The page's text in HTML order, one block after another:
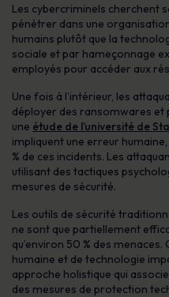
Les cybercriminels cherchent
pénétrer dans une
humains plutôt que la
sociale et par hameçonnage
employés pour accéder aux
Une fois à l’intérieur, les
déployer des ransomwares et
une étude de l’université de
impliquent une erreur
% de ces incidents. Les
utilisant des tactiques
mesures de sécurité.
Les outils de sécurité
ne sont que partiellement
qu’environ 50 % des
humaine et de technologie
approche holistique qui
des mesures de protection